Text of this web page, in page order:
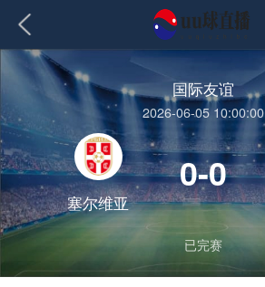
国际友谊
2026-06-05 10:00:00
塞尔维亚
0-0
已完赛